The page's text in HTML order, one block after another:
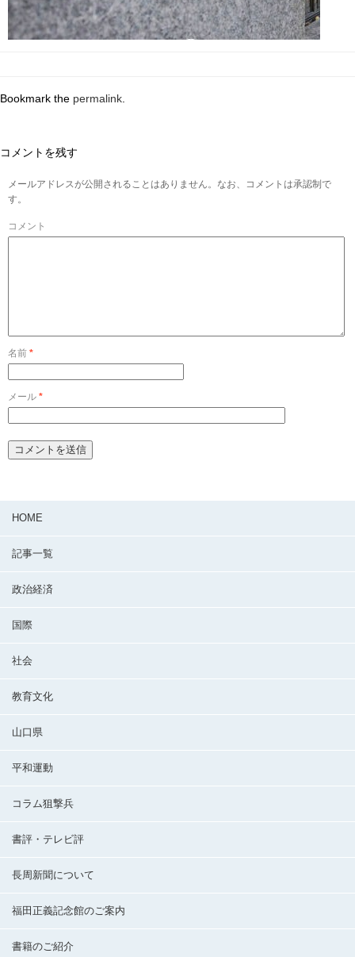
Bookmark the permalink
コメントを残す
メールアドレスが公開されることはありません。なお、コメントは承認制で
す。
コメント
名前 *
メール *
HOME
記事一覧
政治経済
国際
社会
教育文化
山口県
平和運動
コラム狙撃兵
書評・テレビ評
長周新聞について
福田正義記念館のご案内
書籍のご紹介